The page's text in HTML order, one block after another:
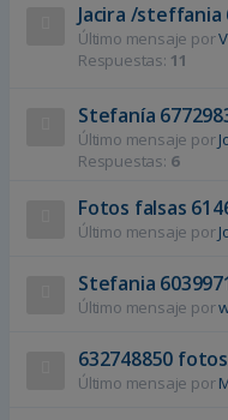
Jacira /steffania
Último mensaje por
Respuestas: 11
Stefanía
Último mensaje por
Respuestas: 6
Fotos falsas
Último mensaje por
Stefania
Último mensaje por
632748850
Último mensaje por